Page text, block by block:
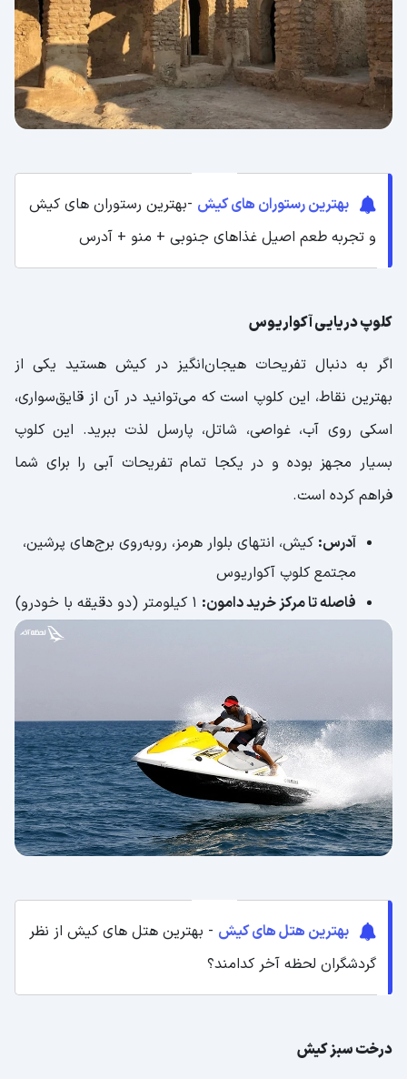
بهترین رستوران های کیش -بهترین رستوران های کیش
و تجربه طعم اصیل غذاهای جنوبی + منو + آدرس
کلوپ دریایی آکواریوس
اگر به دنبال تفریحات هیجان‌انگیز در کیش هستید یکی از
بهترین نقاط، این کلوپ است که می‌توانید در آن از قایق‌سواری،
اسکی روی آب، غواصی، شاتل، پارسل لذت ببرید. این کلوپ
بسیار مجهز بوده و در یکجا تمام تفریحات آبی را برای شما
فراهم کرده است.
آدرس: کیش، انتهای بلوار هرمز، رو‌به‌روی برج‌های پرشین،
مجتمع کلوپ آکواریوس
فاصله تا مرکز خرید دامون:
بهترین هتل های کیش - بهترین هتل‌ های کیش از نظر
گردشگران لحظه آخر کدامند؟
درخت سبز کیش